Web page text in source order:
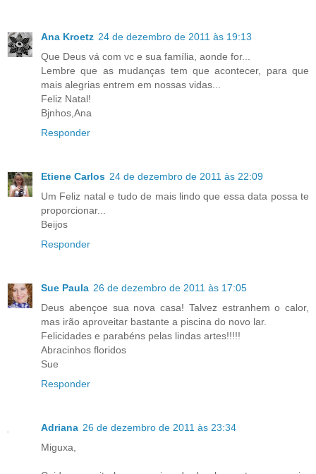
Ana Kroetz 24 de dezembro de 2011 às 19:13
Que Deus vá com vc e sua família, aonde for...
Lembre que as mudanças tem que acontecer, para que
mais alegrias entrem em nossas vidas...
Feliz Natal!
Bjnhos,Ana
Responder
Etiene Carlos 24 de dezembro de 2011 às 22:09
Um Feliz natal e tudo de mais lindo que essa data possa te
proporcionar...
Beijos
Responder
Sue Paula 26 de dezembro de 2011 às 17:05
Deus abençoe sua nova casa! Talvez estranhem o calor,
mas irão aproveitar bastante a piscina do novo lar.
Felicidades e parabéns pelas lindas artes!!!!!
Abracinhos floridos
Sue
Responder
Adriana 26 de dezembro de 2011 às 23:34
Miguxa,